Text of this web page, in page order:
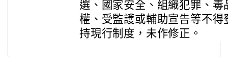
選、國家安全、組織犯罪、
權、受監護或輔助宣告等不
持現行制度，未作修正。